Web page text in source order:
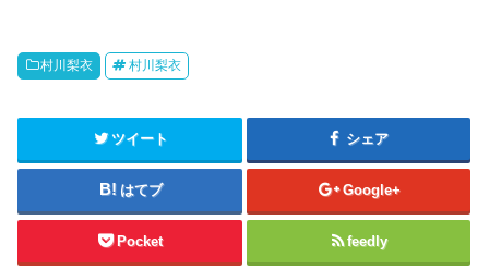
村川梨衣 村川梨衣
ツイート シェア
はてブ Google+
Pocket feedly